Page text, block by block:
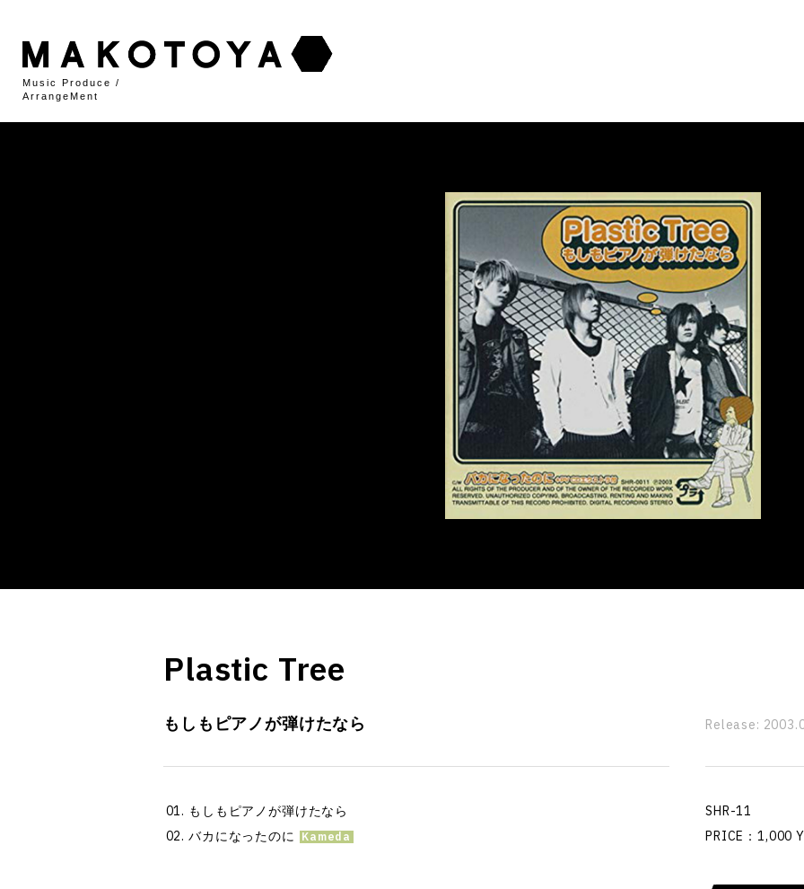
Plastic Tree
もしもピアノが弾けたなら Release:
もしもピアノが弾けたなら
バカになったのに
SHR-11
PRICE：1,000